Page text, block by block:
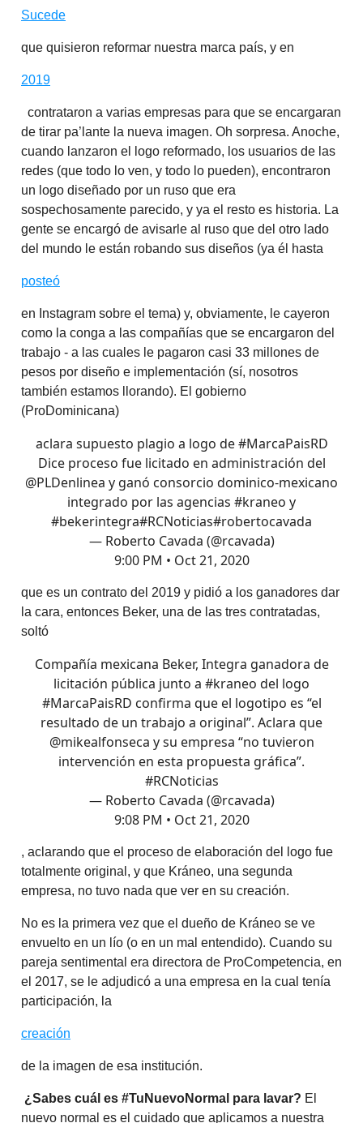
Sucede
que quisieron reformar nuestra marca país, y en
2019
contrataron a varias empresas para que se encargaran
de tirar pa’lante la nueva imagen. Oh sorpresa. Anoche,
cuando lanzaron el logo reformado, los usuarios de las
redes (que todo lo ven, y todo lo pueden), encontraron
un logo diseñado por un ruso que era
sospechosamente parecido, y ya el resto es historia. La
gente se encargó de avisarle al ruso que del otro lado
del mundo le están robando sus diseños (ya él hasta
posteó
en Instagram sobre el tema) y, obviamente, le cayeron
como la conga a las compañías que se encargaron del
trabajo - a las cuales le pagaron casi 33 millones de
pesos por diseño e implementación (sí, nosotros
también estamos llorando). El gobierno
(ProDominicana)
aclara supuesto plagio a logo de#MarcaPaisRD
Dice proceso fue licitado en administración del
@PLDenlinea y ganó consorcio dominico-mexicano
integrado por las agencias #kraneo y
#bekerintegra#RCNoticias#robertocavada
— Roberto Cavada (@rcavada)
9:00 PM • Oct 21, 2020
que es un contrato del 2019 y pidió a los ganadores dar
la cara, entonces Beker, una de las tres contratadas,
soltó
Compañía mexicana Beker, Integra ganadora de
licitación pública junto a #kraneo del logo
#MarcaPaisRD confirma que el logotipo es “el
resultado de un trabajo a original”. Aclara que
@mikealfonseca y su empresa “no tuvieron
intervención en esta propuesta gráfica”.
#RCNoticias
— Roberto Cavada (@rcavada)
9:08 PM • Oct 21, 2020
, aclarando que el proceso de elaboración del logo fue
totalmente original, y que Kráneo, una segunda
empresa, no tuvo nada que ver en su creación.
No es la primera vez que el dueño de Kráneo se ve
envuelto en un lío (o en un mal entendido). Cuando su
pareja sentimental era directora de ProCompetencia, en
el 2017, se le adjudicó a una empresa en la cual tenía
participación, la
creación
de la imagen de esa institución.
¿Sabes cuál es #TuNuevoNormal para lavar? El
nuevo normal es el cuidado que aplicamos a nuestra